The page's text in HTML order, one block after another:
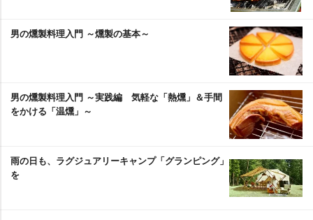
男の燻製料理入門 ～燻製の基本～
男の燻製料理入門 ～実践編 気軽な「熱燻」＆手間
をかける「温燻」～
雨の日も、ラグジュアリーキャンプ「グランピング」
を